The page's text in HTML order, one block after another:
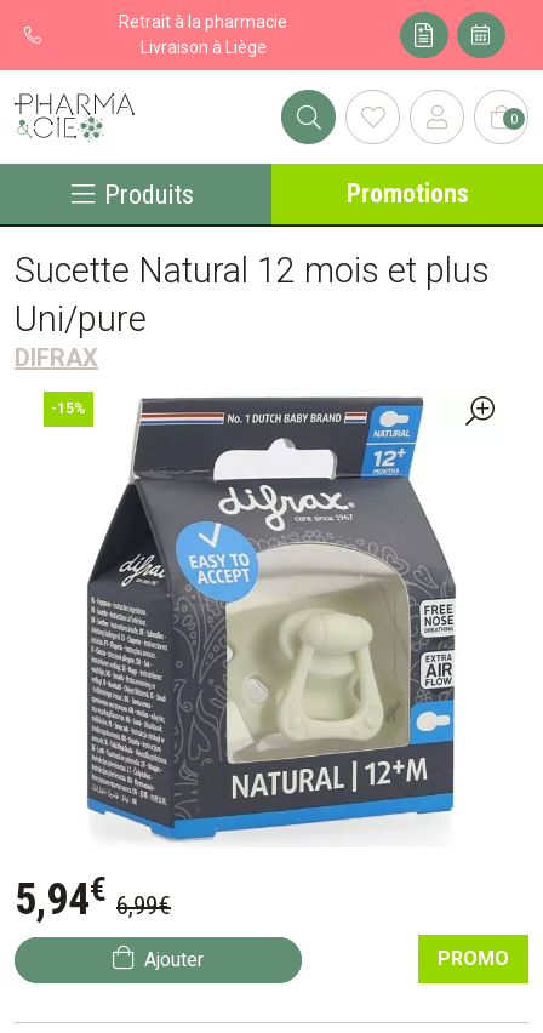
Retrait à la pharmacie
Livraison à Liège
Pharma&cie - Pharmacie des Franchises Votre export 0
Produits Promotions
Sucette Natural 12 mois et plus
Uni/pure
DIFRAX
-15%
5,94€ 6,99€
Ajouter PROMO